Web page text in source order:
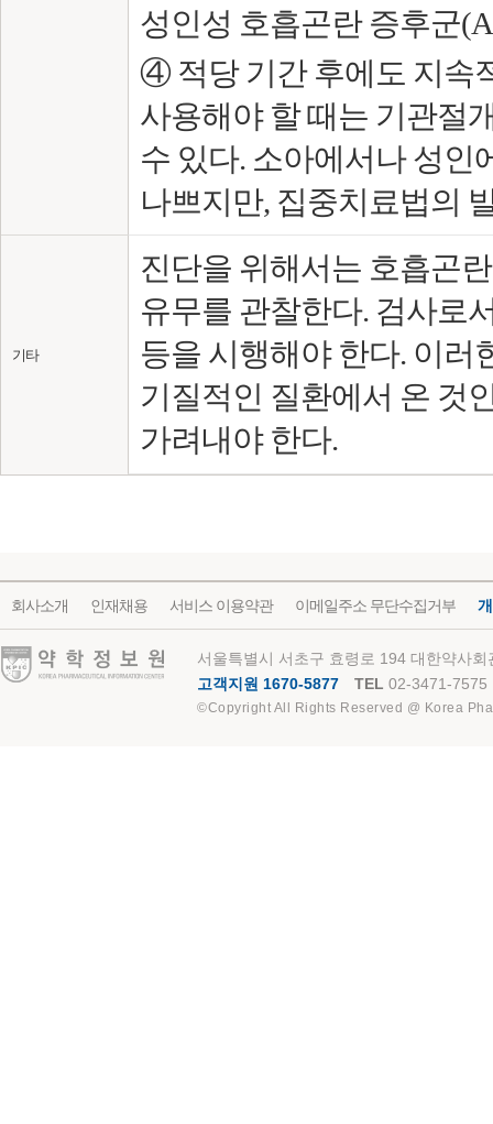
성인성 호흡곤란 증후군
④ 적당 기간 후에도 지속
사용해야 할 때는 기관절
수 있다. 소아에서나 성인
나쁘지만, 집중치료법의
기타
진단을 위해서는 호흡곤
유무를 관찰한다. 검사로
등을 시행해야 한다. 이러
기질적인 질환에서 온 것
가려내야 한다.
회사소개 인재채용 서비스 이용약관 이메일주소 무단수집거부
약학정보원
서울특별시 서초구 효령로 194 대한약사
고객지원 1670-5877
TEL 02-3471-7575
©Copyright All Rights Reserved @ Korea